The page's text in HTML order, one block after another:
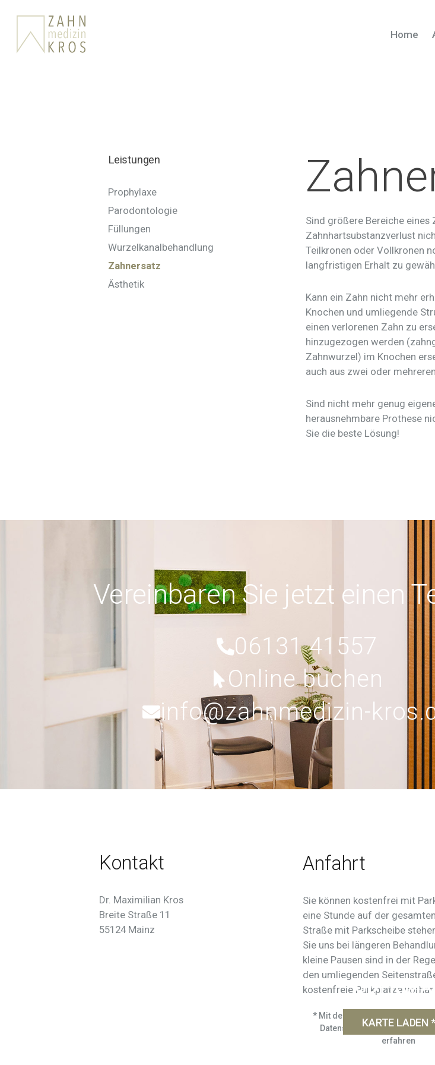
Home
Aktuelles
Unser Team
Leistungen
Prophylaxe
Parodontologie
Füllungen
Wurzelkanalbehandlung
Zahnersatz
Ästhetik
Sind größere Bereiche eines
Zahnhartsubstanzverlust
Teilkronen oder Vollkronen
langfristigen Erhalt zu
Kann ein Zahn nicht mehr
Knochen und umliegende
einen verlorenen Zahn zu
hinzugezogen werden
Zahnwurzel) im Knochen
auch aus zwei oder
Sind nicht mehr genug
herausnehmbare Prothese
Sie die beste Lösung!
Vereinbaren Sie jetzt einen
06131 41557
Online buchen
info@zahnmedizin-
Kontakt
Dr. Maximilian Kros
Breite Straße 11
55124 Mainz
Anfahrt
Sie können kostenfrei mit
eine Stunde auf der
Straße mit Parkscheibe
Sie uns bei längeren
kleine Pausen sind in der
den umliegenden
kostenfreie Parkplätze
GDPR
KARTE LADEN *
powered by exovia
webdesign
* Mit dem Laden der Karte
Datenschutzerklärung von
erfahren